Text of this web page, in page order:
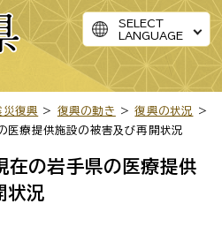
SELECT
LANGUAGE
災復興 > 復興の動き >復興の状況
>
療提供施設の被害及び再開状況
の岩手県の医療提供
状況